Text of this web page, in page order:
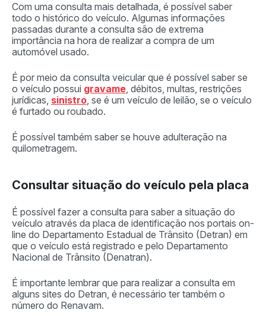
Com uma consulta mais detalhada, é possível saber
todo o histórico do veículo. Algumas informações
passadas durante a consulta são de extrema
importância na hora de realizar a compra de um
automóvel usado.
É por meio da consulta veicular que é possível saber se
o veículo possui gravame, débitos, multas, restrições
jurídicas, sinistro, se é um veículo de leilão, se o veículo
é furtado ou roubado.
É possível também saber se houve adulteração na
quilometragem.
Consultar situação do veículo pela placa
É possível fazer a consulta para saber a situação do
veículo através da placa de identificação nos portais on-
line do Departamento Estadual de Trânsito (Detran) em
que o veículo está registrado e pelo Departamento
Nacional de Trânsito (Denatran).
É importante lembrar que para realizar a consulta em
alguns sites do Detran, é necessário ter também o
número do Renavam.